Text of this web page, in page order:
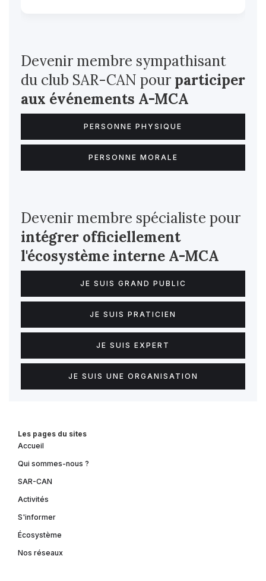
Devenir membre sympathisant
du club SAR-CAN pour participer
aux événements A-MCA
PERSONNE PHYSIQUE
PERSONNE MORALE
Devenir membre spécialiste pour
intégrer officiellement
l'écosystème interne A-MCA
JE SUIS GRAND PUBLIC
JE SUIS PRATICIEN
JE SUIS EXPERT
JE SUIS UNE ORGANISATION
Les pages du sites
Accueil
Qui sommes-nous ?
SAR-CAN
Activités
S'informer
Écosystème
Nos réseaux